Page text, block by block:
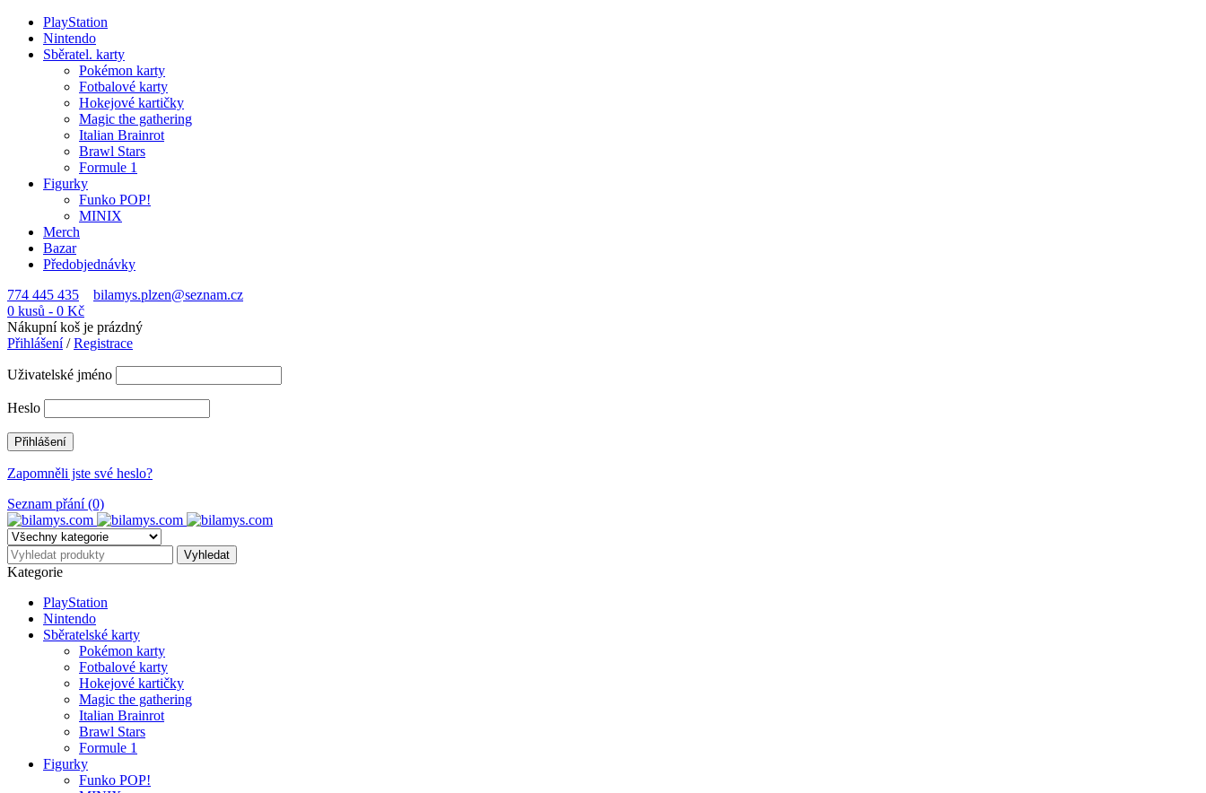
PlayStation
Nintendo
Sběratel. karty
Pokémon karty
Fotbalové karty
Hokejové kartičky
Magic the gathering
Italian Brainrot
Brawl Stars
Formule 1
Figurky
Funko POP!
MINIX
Merch
Bazar
Předobjednávky
774 445 435
bilamys.plzen@seznam.cz
0 kusů - 0 Kč
Nákupní koš je prázdný
Přihlášení/Registrace
Uživatelské jméno
Heslo
Zapomněli jste své heslo?
Seznam přání (0)
Kategorie
PlayStation
Nintendo
Sběratelské karty
Pokémon karty
Fotbalové karty
Hokejové kartičky
Magic the gathering
Italian Brainrot
Brawl Stars
Formule 1
Figurky
Funko POP!